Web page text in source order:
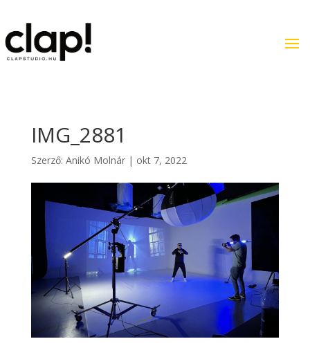
IMG_2881
Szerző: Anikó Molnár| okt 7, 2022